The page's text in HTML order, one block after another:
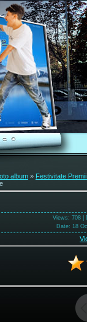
album » Festivitate
Views: 708 |
Date: 18